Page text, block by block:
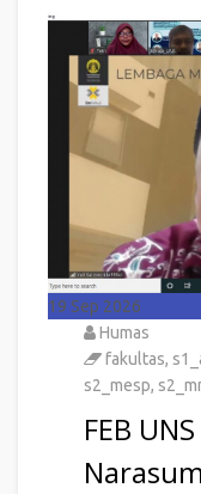
19 Sep 2026
Humas
fakultas,
s2_mesp,
FEB